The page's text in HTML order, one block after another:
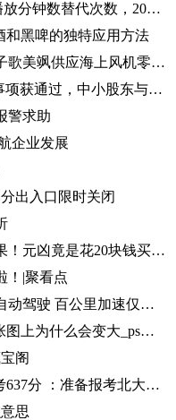
焦点观察：陈睿：B站视频将用播放分钟数替代次数，2022 年 UP 主总收入同比增加 28%
和黑啤的独特应用方法
振江股份澄清：公司主要为西门子歌美飒供应海上风机零部件-环球精选
信德新材收购成都昱泰80%股权事项获通过，中小股东与大股东存分歧
警求助
企业发展
出入口限时关闭
天天观速讯丨女子脸变得像火龙果！元凶竟是花20块钱买的……
！|聚看点
宾利也出电动车了！将搭载高阶自动驾驶 百公里加速仅需1.5秒 全球要闻
环球今头条！ps复制图层到另一张图上为什么会变大_ps复制图层到另一张图
阁
全球看热讯：“敬礼娃娃”郎铮高考637分 ：准备报考北大，未来做公务员为人民服务
思